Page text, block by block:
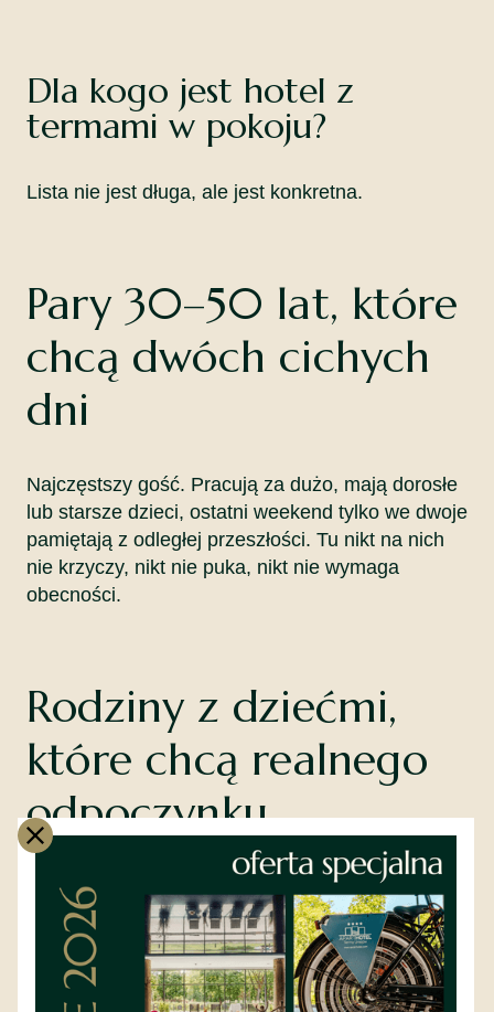
Dla kogo jest hotel z
termami w pokoju?
Lista nie jest długa, ale jest konkretna.
Pary 30–50 lat, które
chcą dwóch cichych
dni
Najczęstszy gość. Pracują za dużo, mają dorosłe
lub starsze dzieci, ostatni weekend tylko we dwoje
pamiętają z odległej przeszłości. Tu nikt na nich
nie krzyczy, nikt nie puka, nikt nie wymaga
obecności.
Rodziny z dziećmi,
które chcą realnego
odpoczynku
Dzieciaki idą na publiczne baseny w ciągu dnia (3
minuty pieszo). Wieczorem zasypiają w drugim
pokoju apartamentu.Rodzice mają wannę
termalną i dwie godziny ciszy.To różnica
między „weekendem z dziećmi" a „weekendem z